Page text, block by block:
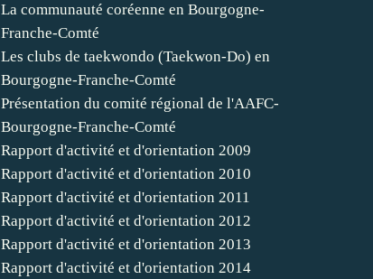
La communauté coréenne en Bourgogne-
Franche-Comté
Les clubs de taekwondo (Taekwon-Do) en
Bourgogne-Franche-Comté
Présentation du comité régional de l'AAFC-
Bourgogne-Franche-Comté
Rapport d'activité et d'orientation 2009
Rapport d'activité et d'orientation 2010
Rapport d'activité et d'orientation 2011
Rapport d'activité et d'orientation 2012
Rapport d'activité et d'orientation 2013
Rapport d'activité et d'orientation 2014